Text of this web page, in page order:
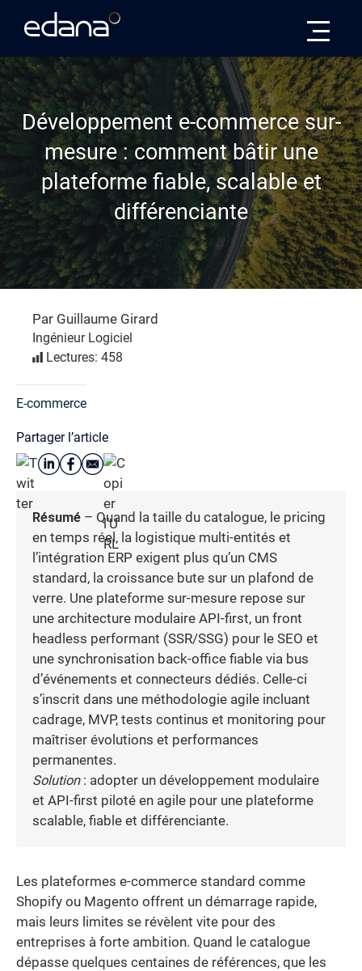
Développement e-commerce sur-
mesure : comment bâtir une
plateforme fiable, scalable et
différenciante
Par Guillaume Girard
Ingénieur Logiciel
Lectures: 458
E-commerce
Partager l’article
Résumé – Quand la taille du catalogue, le pricing
en temps réel, la logistique multi-entités et
l’intégration ERP exigent plus qu’un CMS
standard, la croissance bute sur un plafond de
verre. Une plateforme sur-mesure repose sur
une architecture modulaire API-first, un front
headless performant (SSR/SSG) pour le SEO et
une synchronisation back-office fiable via bus
d’événements et connecteurs dédiés. Celle-ci
s’inscrit dans une méthodologie agile incluant
cadrage, MVP, tests continus et monitoring pour
maîtriser évolutions et performances
permanentes.
Solution: adopter un développement modulaire
et API-first piloté en agile pour une plateforme
scalable, fiable et différenciante.
Les plateformes e-commerce standard comme
Shopify ou Magento offrent un démarrage rapide,
mais leurs limites se révèlent vite pour des
entreprises à forte ambition. Quand le catalogue
dépasse quelques centaines de références, que les